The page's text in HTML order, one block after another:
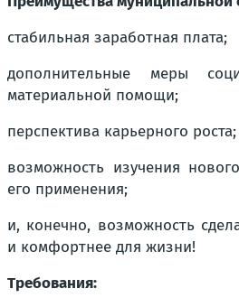
стабильная заработная плата;
дополнительные меры
материальной помощи;
перспектива карьерного роста;
возможность изучения
его применения;
и, конечно, возможность
и комфортнее для жизни!
Требования: